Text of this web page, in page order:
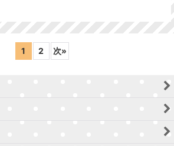
1 2 次»